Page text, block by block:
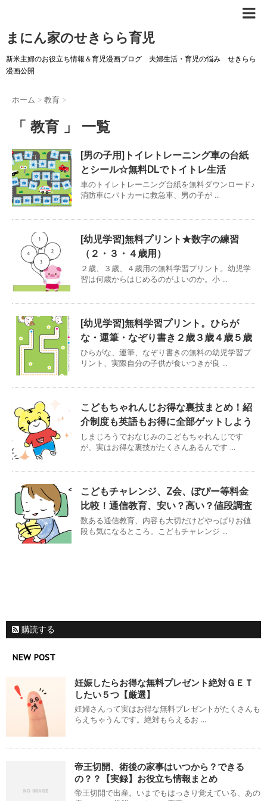
まにん家のせきらら育児
新米主婦のお役立ち情報＆育児漫画ブログ 夫婦生活・育児の悩み せきらら
漫画公開
ホーム > 教育 >
「 教育 」 一覧
[男の子用]トイレトレーニング車の台紙
とシール☆無料DLでトイトレ生活
車のトイレトレーニング台紙を無料ダウンロード♪
消防車にパトカーに救急車、男の子が ...
[幼児学習]無料プリント★数字の練習
（２・３・４歳用）
２歳、３歳、４歳用の無料学習プリント。幼児学
習は何歳からはじめるのがよいのか。小 ...
[幼児学習]無料学習プリント。ひらが
な・運筆・なぞり書き２歳３歳４歳５歳
ひらがな、運筆、なぞり書きの無料の幼児学習プ
リント、実際自分の子供が食いつきが良 ...
こどもちゃれんじお得な裏技まとめ！紹
介制度も英語もお得に全部ゲットしよう
しまじろうでおなじみのこどもちゃれんじです
が、実はお得な裏技がたくさんあるんです ...
こどもチャレンジ、Z会、ぽぴー等料金
比較！通信教育、安い？高い？値段調査
数ある通信教育、内容も大切だけどやっぱりお値
段も気になるところ。こどもチャレンジ ...
購読する
NEW POST
妊娠したらお得な無料プレゼント絶対ＧＥＴ
したい５つ【厳選】
妊婦さんって実はお得な無料プレゼントがたくさんも
らえちゃうんです。絶対もらえるお ...
帝王切開、術後の家事はいつから？できる
の？？【実録】お役立ち情報まとめ
帝王切開で出産。いまでもはっきり覚えている、あの